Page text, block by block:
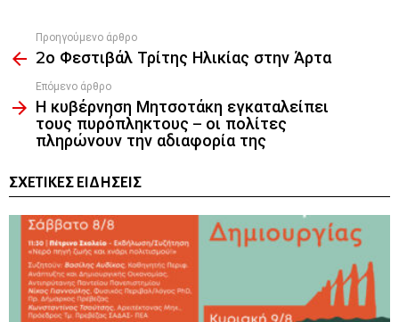
more
Προηγούμενο άρθρο
2ο Φεστιβάλ Τρίτης Ηλικίας στην Άρτα
Επόμενο άρθρο
Η κυβέρνηση Μητσοτάκη εγκαταλείπει
τους πυρόπληκτους – οι πολίτες
πληρώνουν την αδιαφορία της
ΣΧΕΤΙΚΈΣ ΕΙΔΉΣΕΙΣ